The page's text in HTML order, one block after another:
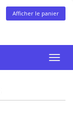
Afficher le panier